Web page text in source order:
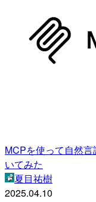
MCPを使って自然
いてみた
夏目祐樹
2025.04.10